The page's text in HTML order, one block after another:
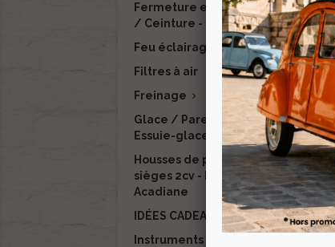
Fermeture et verrouillage
/ Ceinture - RENOV 2CV
Feu éclairage LED
Filtres à air
Freinage 
Glace / Pare-brise /
Essuie-glace / Lave-glace
Housses de protection de
sièges 2cv - Dyane -
Acadiane
IDÉES CADEAUX
Instruments de mesure